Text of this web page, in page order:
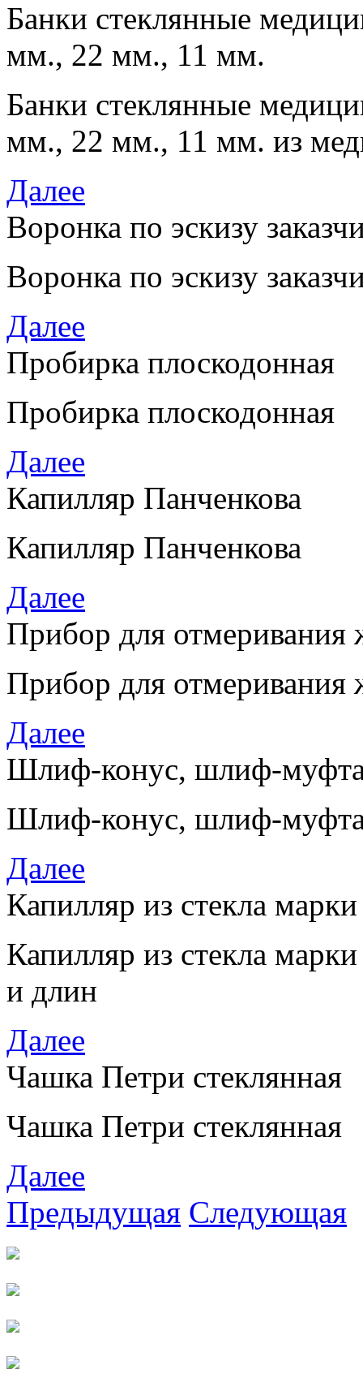
Банки стеклянные
мм., 22 мм., 11 мм.
Банки стеклянные
мм., 22 мм., 11 мм. из
Далее
Воронка по эскизу
Воронка по эскизу
Далее
Пробирка плоскодонная
Пробирка плоскодонная
Далее
Капилляр Панченкова
Капилляр Панченкова
Далее
Прибор для отмеривания
Прибор для отмеривания
Далее
Шлиф-конус, шлиф-
Шлиф-конус, шлиф-
Далее
Капилляр из стекла
Капилляр из стекла
и длин
Далее
Чашка Петри стеклянная
Чашка Петри стеклянная
Далее
Предыдущая Следующая